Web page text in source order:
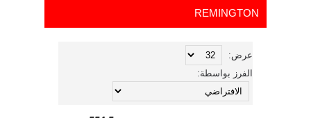
REMINGTON
عرض:
الفرز بواسطة: